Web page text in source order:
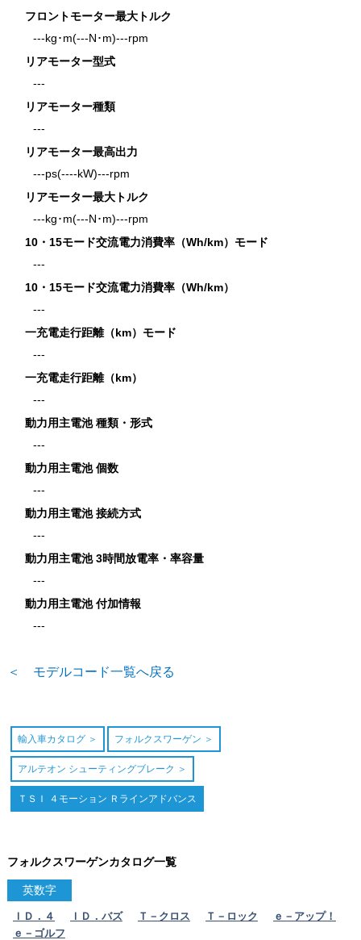
フロントモーター最大トルク
---kg･m(---N･m)---rpm
リアモーター型式
---
リアモーター種類
---
リアモーター最高出力
---ps(----kW)---rpm
リアモーター最大トルク
---kg･m(---N･m)---rpm
10・15モード交流電力消費率（Wh/km）モード
---
10・15モード交流電力消費率（Wh/km）
---
一充電走行距離（km）モード
---
一充電走行距離（km）
---
動力用主電池 種類・形式
---
動力用主電池 個数
---
動力用主電池 接続方式
---
動力用主電池 3時間放電率・率容量
---
動力用主電池 付加情報
---
＜ モデルコード一覧へ戻る
輸入車カタログ フォルクスワーゲン
アルテオン シューティングブレーク
ＴＳＩ ４モーション Ｒラインアドバンス
フォルクスワーゲンカタログ一覧
英数字
ＩＤ．４ ＩＤ．バズ Ｔ－クロス Ｔ－ロック
ｅ－アップ！
ｅ－ゴルフ